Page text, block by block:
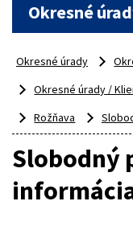
Okresné
Okresné úrady
Okresné úrady /
Rožňava
Slobodný